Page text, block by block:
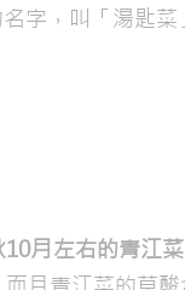
字，叫「湯匙
10月左右的青江